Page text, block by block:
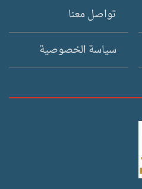
تواصل معنا
سياسة الخصوصية